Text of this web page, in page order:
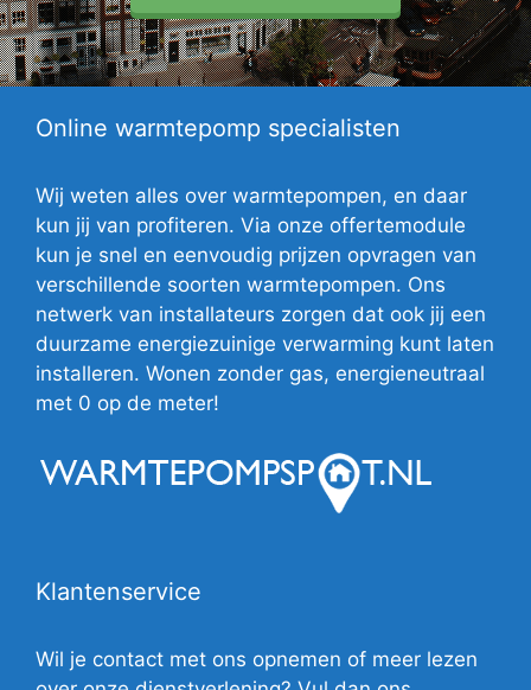
Online warmtepomp specialisten
Wij weten alles over warmtepompen, en daar
kun jij van profiteren. Via onze offertemodule
kun je snel en eenvoudig prijzen opvragen van
verschillende soorten warmtepompen. Ons
netwerk van installateurs zorgen dat ook jij een
duurzame energiezuinige verwarming kunt laten
installeren. Wonen zonder gas, energieneutraal
met 0 op de meter!
Klantenservice
Wil je contact met ons opnemen of meer lezen